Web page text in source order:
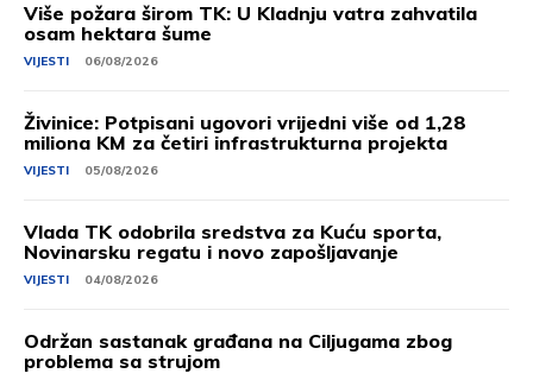
Više požara širom TK: U Kladnju vatra zahvatila
osam hektara šume
VIJESTI 06/08/2026
Živinice: Potpisani ugovori vrijedni više od 1,28
miliona KM za četiri infrastrukturna projekta
VIJESTI 05/08/2026
Vlada TK odobrila sredstva za Kuću sporta,
Novinarsku regatu i novo zapošljavanje
VIJESTI 04/08/2026
Održan sastanak građana na Ciljugama zbog
problema sa strujom